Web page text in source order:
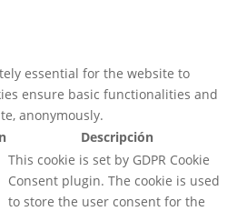
essential for the website to
ensure basic functionalities and
anonymously.
Descripción
This cookie is set by GDPR Cookie
Consent plugin. The cookie is used
to store the user consent for the